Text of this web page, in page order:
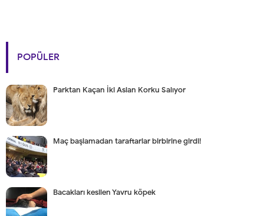
POPÜLER
Parktan Kaçan İki Aslan Korku Salıyor
Maç başlamadan taraftarlar birbirine girdi!
Bacakları kesilen Yavru köpek